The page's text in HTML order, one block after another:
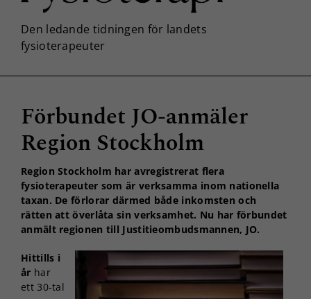
Förbundet JO-anmäler
Region Stockholm
Region Stockholm har avregistrerat flera
fysioterapeuter som är verksamma inom nationella
taxan. De förlorar därmed både inkomsten och
rätten att överlåta sin verksamhet. Nu har förbundet
anmält regionen till Justitieombudsmannen, JO.
Hittills i
år har
ett 30-tal